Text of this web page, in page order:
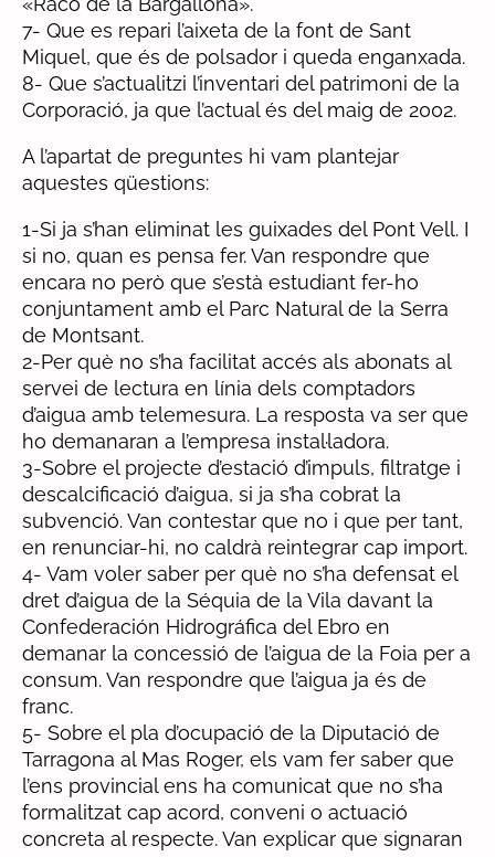
7- Que es repari l’aixeta de la font de Sant
Miquel, que és de polsador i queda enganxada.
8- Que s’actualitzi l’inventari del patrimoni de la
Corporació, ja que l’actual és del maig de 2002.
A l’apartat de preguntes hi vam plantejar
aquestes qüestions:
1-Si ja s’han eliminat les guixades del Pont Vell. I
si no, quan es pensa fer. Van respondre que
encara no però que s’està estudiant fer-ho
conjuntament amb el Parc Natural de la Serra
de Montsant.
2-Per què no s’ha facilitat accés als abonats al
servei de lectura en línia dels comptadors
d’aigua amb telemesura. La resposta va ser que
ho demanaran a l’empresa instal·ladora.
3-Sobre el projecte d’estació d’impuls, filtratge i
descalcificació d’aigua, si ja s’ha cobrat la
subvenció. Van contestar que no i que per tant,
en renunciar-hi, no caldrà reintegrar cap import.
4- Vam voler saber per què no s’ha defensat el
dret d’aigua de la Séquia de la Vila davant la
Confederación Hidrográfica del Ebro en
demanar la concessió de l’aigua de la Foia per a
consum. Van respondre que l’aigua ja és de
franc.
5- Sobre el pla d’ocupació de la Diputació de
Tarragona al Mas Roger, els vam fer saber que
l’ens provincial ens ha comunicat que no s’ha
formalitzat cap acord, conveni o actuació
concreta al respecte. Van explicar que signaran